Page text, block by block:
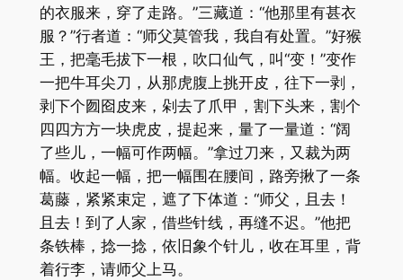
的衣服来，穿了走路。”三藏道：“他那里有甚衣
服？”行者道：“师父莫管我，我自有处置。”好猴
王，把毫毛拔下一根，吹口仙气，叫“变！”变作
一把牛耳尖刀，从那虎腹上挑开皮，往下一剥，
剥下个囫囵皮来，剁去了爪甲，割下头来，割个
四四方方一块虎皮，提起来，量了一量道：“阔
了些儿，一幅可作两幅。”拿过刀来，又裁为两
幅。收起一幅，把一幅围在腰间，路旁揪了一条
葛藤，紧紧束定，遮了下体道：“师父，且去！
且去！到了人家，借些针线，再缝不迟。”他把
条铁棒，捻一捻，依旧象个针儿，收在耳里，背
着行李，请师父上马。